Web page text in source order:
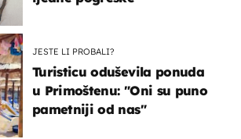
JESTE LI PROBALI?
Turisticu oduševila ponuda
u Primoštenu: "Oni su puno
pametniji od nas"